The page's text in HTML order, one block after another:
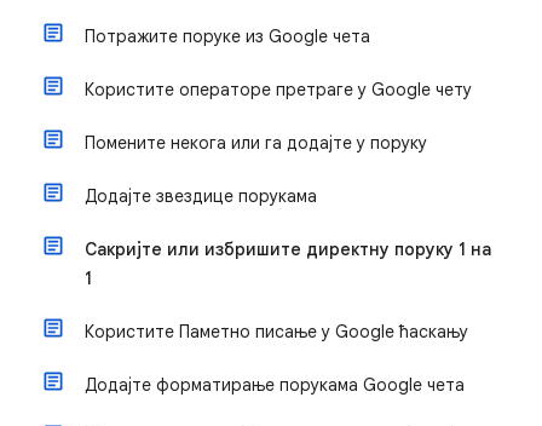
Потражите поруке из Google чета
Користите операторе претраге у Google чету
Помените некога или га додајте у поруку
Додајте звездице порукама
Сакријте или избришите директну поруку 1 на
1
Користите Паметно писање у Google ћаскању
Додајте форматирање порукама Google чета